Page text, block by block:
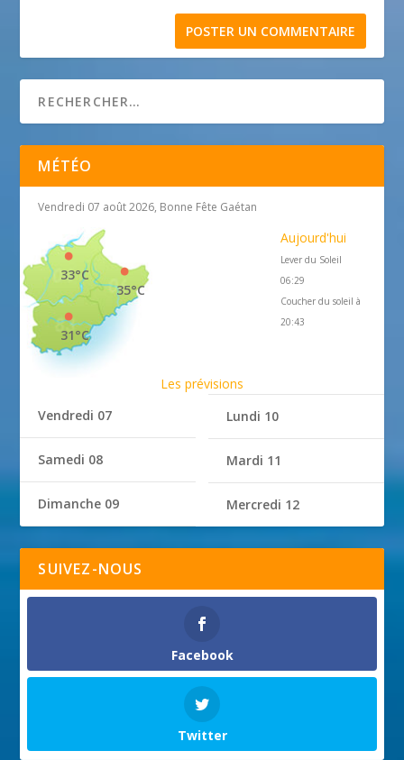
MÉTÉO
Vendredi 07 août 2026, Bonne Fête Gaétan
35°C
33°C
31°C
Aujourd'hui
Lever du Soleil
06:29
Coucher du soleil à
20:43
Les prévisions
Vendredi 07
Samedi 08
Dimanche 09
Lundi 10
Mardi 11
Mercredi 12
SUIVEZ-NOUS
Facebook
Twitter